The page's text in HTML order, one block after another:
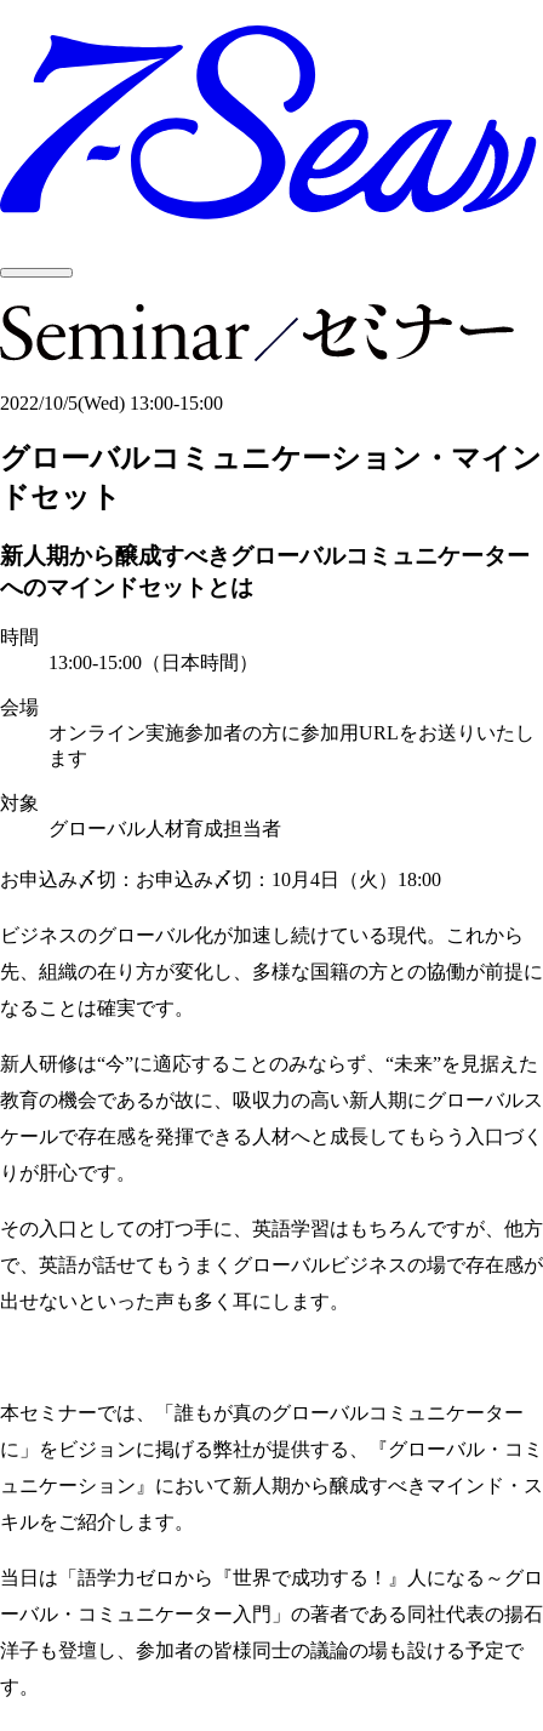
2022/10/5(Wed) 13:00-15:00
グローバルコミュニケーション・マイン
ドセット
新人期から醸成すべきグローバルコミュニケーター
へのマインドセットとは
時間
13:00-15:00（日本時間）
会場
オンライン実施参加者の方に参加用URLをお送りいたし
ます
対象
グローバル人材育成担当者
お申込み〆切：お申込み〆切：10月4日（火）18:00
ビジネスのグローバル化が加速し続けている現代。これから
先、組織の在り方が変化し、多様な国籍の方との協働が前提に
なることは確実です。
新人研修は“今”に適応することのみならず、“未来”を見据えた
教育の機会であるが故に、吸収力の高い新人期にグローバルス
ケールで存在感を発揮できる人材へと成長してもらう入口づく
りが肝心です。
その入口としての打つ手に、英語学習はもちろんですが、他方
で、英語が話せてもうまくグローバルビジネスの場で存在感が
出せないといった声も多く耳にします。
本セミナーでは、「誰もが真のグローバルコミュニケーター
に」をビジョンに掲げる弊社が提供する、『グローバル・コミ
ュニケーション』において新人期から醸成すべきマインド・ス
キルをご紹介します。
当日は「語学力ゼロから『世界で成功する！』人になる～グロ
ーバル・コミュニケーター入門」の著者である同社代表の揚石
洋子も登壇し、参加者の皆様同士の議論の場も設ける予定で
す。